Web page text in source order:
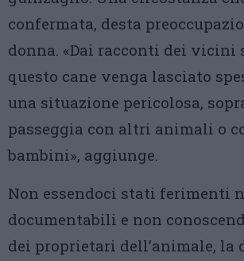
confermata, desta
donna. «Dai racconti dei vicini
questo cane venga lasciato
una situazione pericolosa,
passeggia con altri animali o
bambini», aggiunge.
Non essendoci stati ferimenti
documentabili e non
dei proprietari dell’animale, la